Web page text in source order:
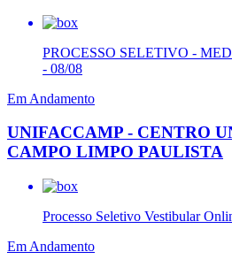
PROCESSO SELETIVO -
- 08/08
Em Andamento
UNIFACCAMP - CENTRO
CAMPO LIMPO PAULISTA
Processo Seletivo Vestibular
Em Andamento